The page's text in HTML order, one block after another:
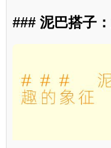
### 泥巴搭子